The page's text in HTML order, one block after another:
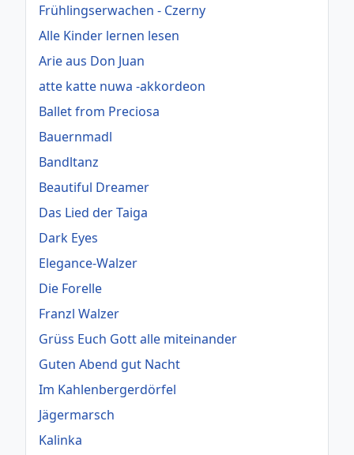
Frühlingserwachen - Czerny
Alle Kinder lernen lesen
Arie aus Don Juan
atte katte nuwa -akkordeon
Ballet from Preciosa
Bauernmadl
Bandltanz
Beautiful Dreamer
Das Lied der Taiga
Dark Eyes
Elegance-Walzer
Die Forelle
Franzl Walzer
Grüss Euch Gott alle miteinander
Guten Abend gut Nacht
Im Kahlenbergerdörfel
Jägermarsch
Kalinka